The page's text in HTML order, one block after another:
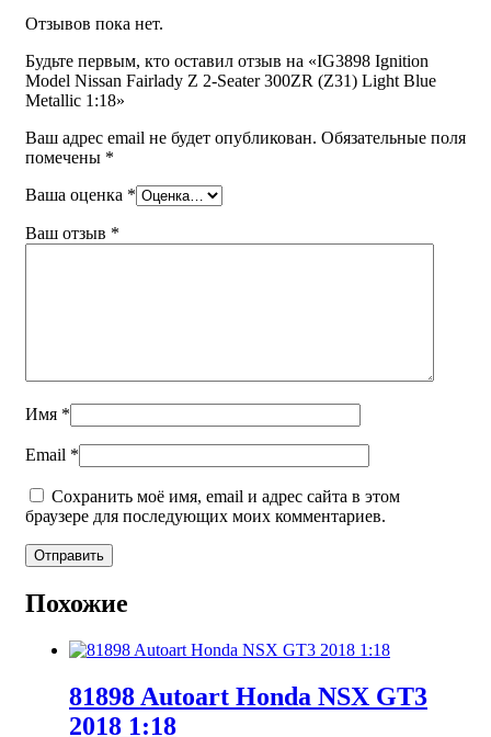
Отзывов пока нет.
Будьте первым, кто оставил отзыв на «IG3898 Ignition
Model Nissan Fairlady Z 2-Seater 300ZR (Z31) Light Blue
Metallic 1:18»
Ваш адрес email не будет опубликован. Обязательные поля
помечены *
Ваша оценка *
Ваш отзыв *
Имя *
Email *
Сохранить моё имя, email и адрес сайта в этом
браузере для последующих моих комментариев.
Похожие
81898 Autoart Honda NSX GT3
2018 1:18